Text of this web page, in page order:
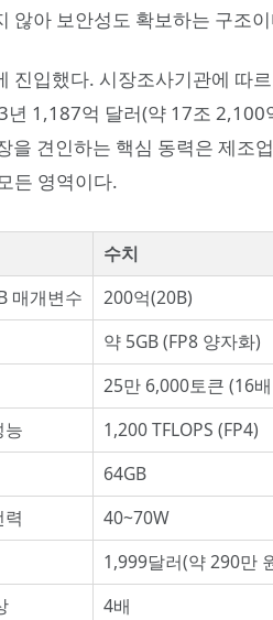
않아 보안성도 확보하는 구조
진입했다. 시장조사기관에 따
1,187억 달러(약 17조 2,100
을 견인하는 핵심 동력은 제조
든 영역이다.
수치
매개변수
200억(20B)
약 5GB (FP8 양자화)
25만 6,000토큰 (16
능
1,200 TFLOPS (FP4)
64GB
40~70W
1,999달러(약 290만
4배